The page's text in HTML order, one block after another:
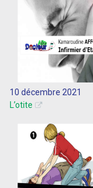
10 décembre 2021
L’otite